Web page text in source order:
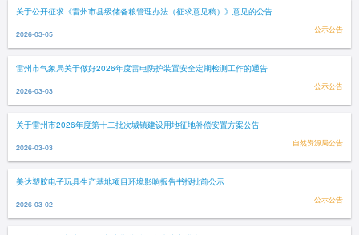
关于公开征求《雷州市县级储备粮管理办法（征求意见稿）》意见的公告
2026-03-05 公示公告
雷州市气象局关于做好2026年度雷电防护装置安全定期检测工作的通告
2026-03-03 公示公告
关于雷州市2026年度第十二批次城镇建设用地征地补偿安置方案公告
2026-03-03 自然资源局公告
美达塑胶电子玩具生产基地项目环境影响报告书报批前公示
2026-03-02 公示公告